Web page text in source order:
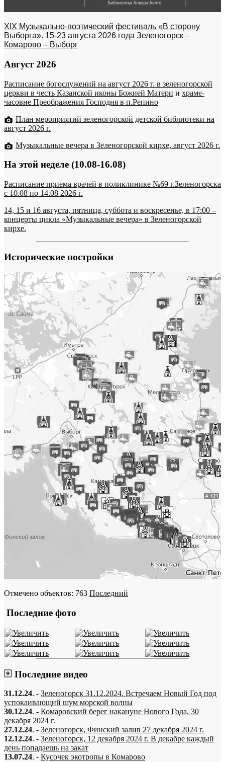
XIX Музыкально-поэтический фестиваль «В сторону
Выборга». 15-23 августа 2026 года Зеленогорск –
Комарово – Выборг
Август 2026
Расписание богослужений на август 2026 г. в зеленогорской
церкви в честь Казанской иконы Божией Матери и храме-
часовне Преображения Господня в п.Репино
План мероприятий зеленогорской детской библиотеки на
август 2026 г.
Музыкальные вечера в Зеленогорской кирхе, август 2026 г.
На этой неделе (10.08-16.08)
Расписание приема врачей в поликлинике №69 г.Зеленогорска
c 10.08 по 14.08 2026 г.
14, 15 и 16 августа, пятница, суббота и воскресенье, в 17:00 –
концерты цикла «Музыкальные вечера» в Зеленогорской
кирхе.
Исторические постройки
Отмечено объектов: 763 Последний
Последние фото
Последние видео
31.12.24. - Зеленогорск 31.12.2024. Встречаем Новый Год под
успокаивающий шум морской волны
30.12.24. - Комаровский берег накануне Нового Года, 30
декабря 2024 г.
27.12.24. - Зеленогорск, Финский залив 27 декабря 2024 г.
12.12.24. - Зеленогорск, 12 декабря 2024 г. В декабре каждый
день попадаешь на закат
13.07.24. - Кусочек экотропы в Комарово